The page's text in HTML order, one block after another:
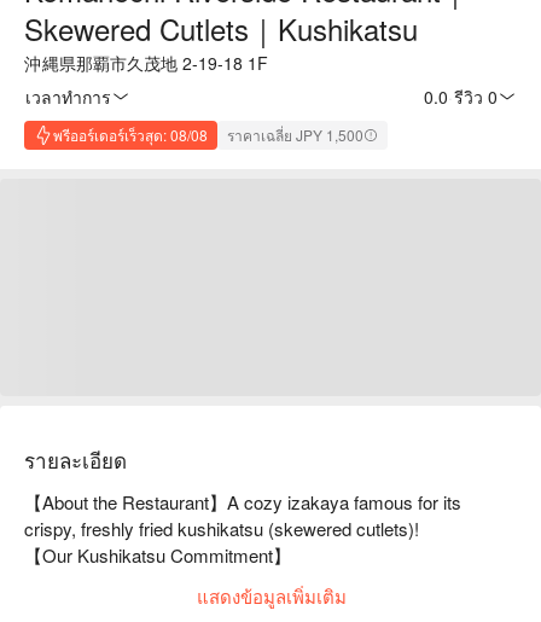
Skewered Cutlets｜Kushikatsu
沖縄県那覇市久茂地 2-19-18 1F
เวลาทำการ
0.0 รีวิว 0
พรีออร์เดอร์เร็วสุด: 08/08 ราคาเฉลี่ย JPY 1,500
รายละเอียด
【About the Restaurant】A cozy izakaya famous for its
crispy, freshly fried kushikatsu (skewered cutlets)!
【Our Kushikatsu Commitment】
Fluffy coating made with whipped egg whites.
Crispy finish using fresh breadcrumbs.
แสดงข้อมูลเพิ่มเติม